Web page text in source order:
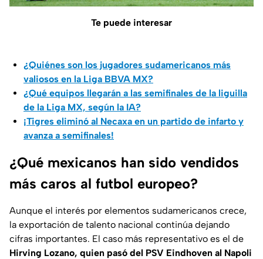
Te puede interesar
¿Quiénes son los jugadores sudamericanos más
valiosos en la Liga BBVA MX?
¿Qué equipos llegarán a las semifinales de la liguilla
de la Liga MX, según la IA?
¡Tigres eliminó al Necaxa en un partido de infarto y
avanza a semifinales!
¿Qué mexicanos han sido vendidos
más caros al futbol europeo?
Aunque el interés por elementos sudamericanos crece,
la exportación de talento nacional continúa dejando
cifras importantes. El caso más representativo es el de
Hirving Lozano, quien pasó del PSV Eindhoven al Napoli